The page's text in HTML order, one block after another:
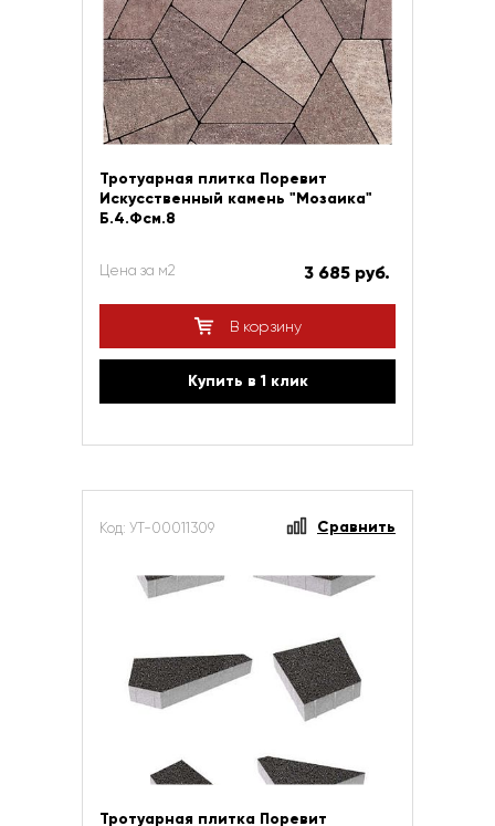
Тротуарная плитка Поревит
Искусственный камень "Мозаика"
Б.4.Фсм.8
Цена за м2 3 685 руб.
В корзину
Купить в 1 клик
Код: УТ-00011309 Сравнить
Тротуарная плитка Поревит